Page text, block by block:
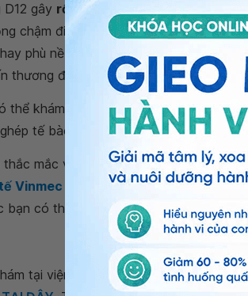
gây rối loạn chức năng vận động,
chậm đi như nhu động ruột, bàng
phù nề , hay tổn thương một phần
thương đó,...
thể khám bác sĩ để đánh giá lại tình
tế bào gốc.
mắc về chấn thương đốt sống D12
Vinmec để kiểm tra và tư vấn thêm.
bạn có thật nhiều sức khỏe.
tại viện, Quý khách vui lòng bấm số